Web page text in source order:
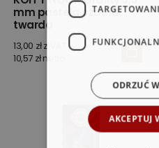
mm pastela czarna
twarda
13,00 zł z VAT
10,57 zł netto
AKCEPTUJ
ODRZUĆ